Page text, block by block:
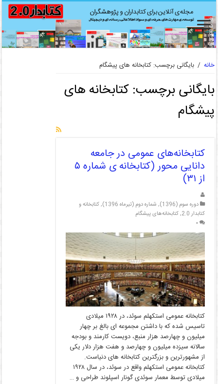
خانه / بایگانی برچسب: کتابخانه های پیشگام
بایگانی برچسب: کتابخانه های
پیشگام
کتابخانه‌های عمومی در جامعه
دانایی محور (کتابخانه ی شماره ۵
از ۳۱)
دوره سوم (1396) , شماره دوم (تیرماه 1396) ,کتابخانه و
کتابدار 2.0
,کتابخانه‌های پیشگام
۰
کتابخانه عمومی استکهلم سوئد، در ۱۹۲۸ میلادی
تاسیس شده که با داشتن مجموعه ای بالغ بر چهار
میلیون و چهارصد هزار منبع، دویست کارمند و بودجه
سالانه سیزده میلیون و چهارصد و هفت هزار دلار یکی
از مشهورترین و بزرگترین کتابخانه های دنیاست.
کتابخانه عمومی استکهلم واقع در سوئد، در سال ۱۹۲۸
میلادی توسط معمار سوئدی گونار اسپلوند طراحی و …